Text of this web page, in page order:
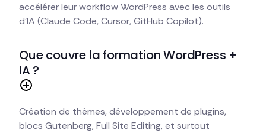
accélérer leur workflow WordPress avec les outils
d'IA (Claude Code, Cursor, GitHub Copilot).
Que couvre la formation WordPress +
IA ?
Création de thèmes, développement de plugins,
blocs Gutenberg, Full Site Editing, et surtout